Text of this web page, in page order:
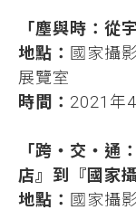
「塵與時：從
地點： 國家攝
展覽室
時間： 2021年
「跨・交・通
店』到『國家
地點： 國家攝